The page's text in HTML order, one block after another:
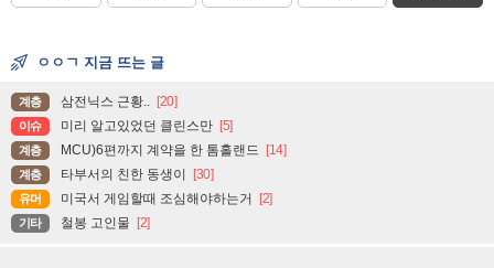
ㅇㅇㄱ 지금 뜨는 글
계층 삼전닉스 근황.. [20]
이슈 미리 알고있었던 클린스만 [5]
계층 MCU)6편까지 계약을 한 톰홀랜드 [14]
계층 타부서의 친한 동생이 [30]
유머 미국서 게임할때 조심해야하는거 [2]
기타 철봉 고인물 [2]